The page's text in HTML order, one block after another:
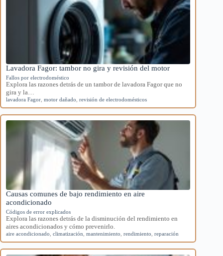
Lavadora Fagor: tambor no gira y revisión del motor
Fallos por electrodoméstico
Explora las razones detrás de un tambor de lavadora Fagor que no
gira y la…
lavadora Fagor motor dañado revisión de electrodomésticos
Causas comunes de bajo rendimiento en aire
acondicionado
Códigos de error explicados
Explora las razones detrás de la disminución del rendimiento en
aires acondicionados y cómo prevenirlo.
aire acondicionado climatización mantenimiento rendimiento reparación